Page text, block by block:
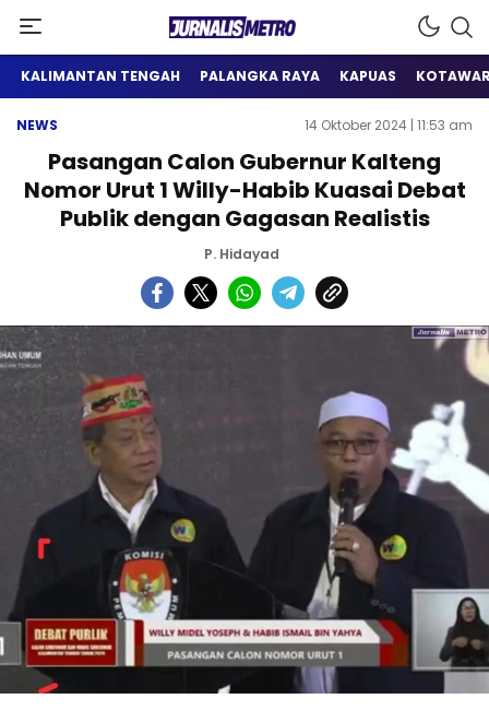
Jurnalis Metro
Satu Wadah Informasi
KALIMANTAN TENGAH PALANGKA RAYA KAPUAS
NEWS 14 Oktober 2024 | 11:53 am
Pasangan Calon Gubernur Kalteng
Nomor Urut 1 Willy-Habib Kuasai Debat
Publik dengan Gagasan Realistis
P. Hidayad